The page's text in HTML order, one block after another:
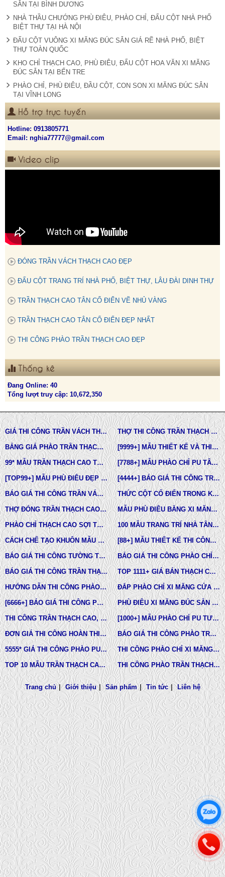
SẴN TẠI BÌNH DƯƠNG
NHÀ THẦU CHƯỚNG PHÙ ĐIÊU, PHÀO CHỈ, ĐẤU CỘT NHÀ PHỐ
BIỆT THỰ TẠI HÀ NỘI
ĐẤU CỘT VUÔNG XI MĂNG ĐÚC SẴN GIÁ RẼ NHÀ PHỐ, BIỆT
THỰ TOÀN QUỐC
KHO CHỈ THẠCH CAO, PHÙ ĐIÊU, ĐẤU CỘT HOA VĂN XI MĂNG
ĐÚC SẴN TẠI BẾN TRE
PHÀO CHỈ, PHÙ ĐIÊU, ĐẦU CỘT, CON SON XI MĂNG ĐÚC SẴN
TẠI VĨNH LONG
Hỗ trợ trực tuyến
Hotline: 0913805771
Email: nghia77777@gmail.com
Video clip
ĐÓNG TRẦN VÁCH THẠCH CAO ĐẸP
ĐẤU CỘT TRANG TRÍ NHÀ PHỐ, BIỆT THỰ, LÂU ĐÀI DINH THỰ
TRẦN THẠCH CAO TÂN CỔ ĐIỂN VẼ NHỦ VÀNG
TRẦN THẠCH CAO TÂN CỔ ĐIỂN ĐẸP NHẤT
THI CÔNG PHÀO TRẦN THẠCH CAO ĐẸP
Thống kê
Đang Online: 40
Tổng lượt truy cập: 10,672,350
GIÁ THI CÔNG TRẦN VÁCH THẠCH CAO TẠI TPHCM THỢ THI CÔNG TRẦN THẠCH CAO ĐẸP TẠI TPHCM
BẢNG GIÁ PHÀO TRẦN THẠCH CAO TÂN CỔ ĐIỂN [9999+] MẪU THIẾT KẾ VÀ THI CÔNG TRẦN THẠCH CAO ĐẸP
99* MẪU TRẦN THẠCH CAO TÂN CỔ ĐIỂN ĐẸP NHẤT HIỆN NAY [7788+] MẪU PHÀO CHỈ PU TÂN CỔ ĐIỂN ĐẸP NHẤT HIỆN NAY
[TOP99+] MẪU PHÙ ĐIÊU ĐẸP TRONG THIẾT KẾ KIẾN TRÚC [4444+] BÁO GIÁ THI CÔNG TRỌN GÓI PHÀO CHỈ PU MỚI NHẤT
BÁO GIÁ THI CÔNG TRẦN VÁCH THẠCH CAO TRỌN GÓI THỨC CỘT CỔ ĐIỂN TRONG KIẾN TRÚC
THỢ ĐÓNG TRẦN THẠCH CAO GIÁ RẺ Ở TPHCM MẪU PHÙ ĐIÊU BẰNG XI MĂNG ĐÚC SẴN NHÀ PHỐ BIỆT THỰ LÂU ĐÀI TOÀN QUỐC
PHÀO CHỈ THẠCH CAO SỢI THỦY TINH 100 MẪU TRANG TRÍ NHÀ TÂN CỔ ĐIỂN
CÁCH CHẾ TẠO KHUÔN MẪU COMPOSITE ĐÚC BÊ TÔNG -XI MĂNG-THẠCH CAO CÁC LOẠI [88+] MẪU THIẾT KẾ THI CÔNG TRẦN THẠCH CAO TÂN CỔ ĐIỂN MỚI NHẤT
BÁO GIÁ THI CÔNG TƯỜNG THẠCH CAO, VÁCH THẠCH CAO TƯỜNG NHÀ MỚI NHẤT BÁO GIÁ THI CÔNG PHÀO CHỈ PU TÂN CỔ ĐIỂN TẠI TPHCM
BÁO GIÁ THI CÔNG TRẦN THẠCH CAO TRỌN GÓI MỚI NHẤT TOP 1111+ GIÁ BÁN THẠCH CAO PHÀO CHỈ, PHÙ ĐIÊU, ĐẦU CỘT TÂN CỔ ĐIỂN
HƯỚNG DẪN THI CÔNG PHÀO CHỈ PU, PHÀO CHỈ THẠCH CAO, PHÀO CHỈ XI MĂNG. ĐẮP PHÀO CHỈ XI MĂNG CỬA SỔ, CỬA ĐI NHÀ PHỐ, BIỆT THỰ, LÂU ĐÀI TÂN CỔ ĐIỂN
[6666+] BÁO GIÁ THI CÔNG PHÀO CHỈ NHỰA PU MỚI NHẤT PHÙ ĐIÊU XI MĂNG ĐÚC SẴN NHÀ PHỐ BIỆT THỰ TẠI LONG AN VÀ TÂY NINH
THI CÔNG TRẦN THẠCH CAO, PHÀO CHỈ, PHÙ ĐIÊU TẠI TPHCM [1000+] MẪU PHÀO CHỈ PU TƯỜNG NHÀ ĐẸP, NẸP CHỈ THẠCH CAO ỐP TƯỜNG
ĐƠN GIÁ THI CÔNG HOÀN THIỆN TRẦN THẠCH CAO TẠI TPHCM BÁO GIÁ THI CÔNG PHÀO TRẦN THẠCH CAO MỚI NHẤT
5555* GIÁ THI CÔNG PHÀO PU TƯỜNG NHÀ MỚI NHẤT THI CÔNG PHÀO CHỈ XI MĂNG NHÀ PHỐ, BIỆT THƯ, LÂU ĐÀI DINH THỰ
TOP 10 MẪU TRẦN THẠCH CAO CHUNG CƯ ĐẸP NHẤT THI CÔNG PHÀO TRẦN THẠCH CAO VĨNH TƯỜNG GIÁ RẺ
Trang chủ | Giới thiệu | Sản phẩm | Tin tức | Liên hệ